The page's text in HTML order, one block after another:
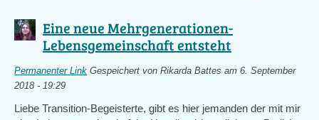
Eine neue Mehrgenerationen-
Lebensgemeinschaft entsteht
Permanenter Link Gespeichert von Rikarda Battes am 6. September
2018 - 19:29
Liebe Transition-Begeisterte, gibt es hier jemanden der mit mir